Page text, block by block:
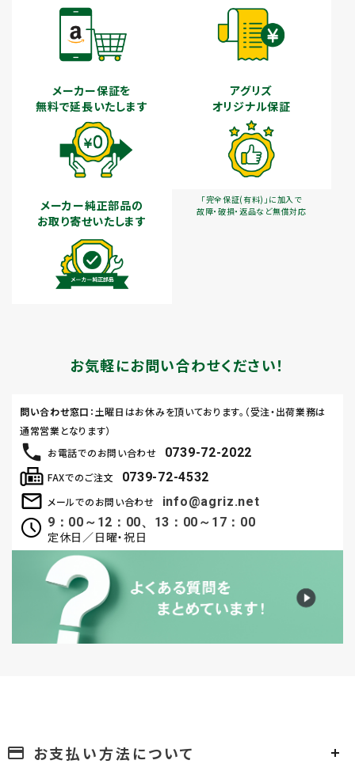
メーカー保証を
無料で延長いたします
アグリズ
オリジナル保証
「完全保証(有料)」に加入で
故障・破損・返品など無償対応
メーカー純正部品の
お取り寄せいたします
お気軽にお問い合わせください！
お電話でのお問い合わせ 0739-72-2022
メールでのお問い合わせ
info@agriz.net
9：00～12：00、13：00～17：00
定休日／日曜・祝日
FAXでのご注文 0739-72-4532
問い合わせ窓口 ：土曜日はお休みを頂いております。（受注・出荷業務は
通常営業となります）
payment お支払い方法について